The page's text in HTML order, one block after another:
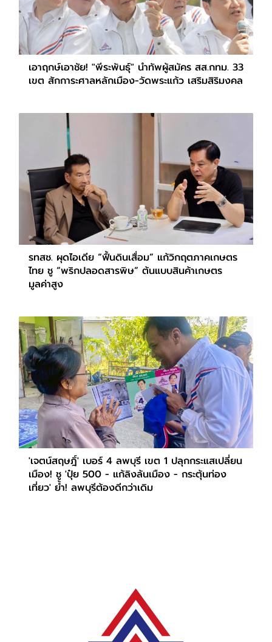
เอาฤกษ์เอาชัย! "พีระพันธุ์" นำทัพผู้สมัคร สส.กทม. 33
เขต สักการะศาลหลักเมือง-วัดพระแก้ว เสริมสิริมงคล
รทสช. ผุดไอเดีย “ฟื้นดินเสื่อม” แก้วิกฤตภาคเกษตร
ไทย ชู “พริกปลอดสารพิษ” ต้นแบบสินค้าเกษตร
มูลค่าสูง
'เจตน์สฤษฎิ์' เบอร์ 4 ลพบุรี เขต 1 ปลุกกระแสเปลี่ยน
เมือง! ชู 'ปุ๋ย 500 - แก้ลิงล้นเมือง - กระตุ้นท่อง
เที่ยว' ย้ำ! ลพบุรีต้องดีกว่าเดิม